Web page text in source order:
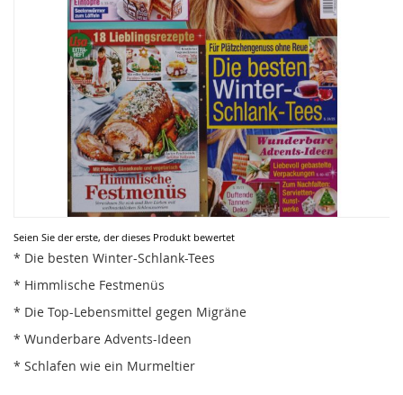
Seien Sie der erste, der dieses Produkt bewertet
* Die besten Winter-Schlank-Tees
* Himmlische Festmenüs
* Die Top-Lebensmittel gegen Migräne
* Wunderbare Advents-Ideen
* Schlafen wie ein Murmeltier
Zum
Anfang
Bildergalerie
springen